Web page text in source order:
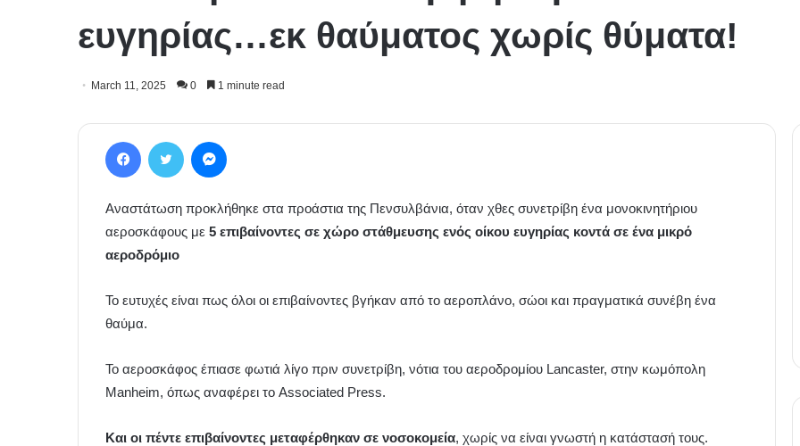
ευγηρίας…εκ θαύματος χωρίς θύματα!
March 11, 2025 0 1 minute read
Αναστάτωση προκλήθηκε στα προάστια της Πενσυλβάνια, όταν χθες συνετρίβη ένα μονοκινητήριου
αεροσκάφους με 5 επιβαίνοντες σε χώρο στάθμευσης ενός οίκου ευγηρίας κοντά σε ένα μικρό
αεροδρόμιο
Το ευτυχές είναι πως όλοι οι επιβαίνοντες βγήκαν από το αεροπλάνο, σώοι και πραγματικά συνέβη ένα
θαύμα.
Το αεροσκάφος έπιασε φωτιά λίγο πριν συνετρίβη, νότια του αεροδρομίου Lancaster, στην κωμόπολη
Manheim, όπως αναφέρει το Associated Press.
Και οι πέντε επιβαίνοντες μεταφέρθηκαν σε νοσοκομεία, χωρίς να είναι γνωστή η κατάστασή τους.